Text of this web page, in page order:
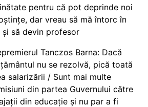
pentru că pot deprinde noi
dar vreau să mă întorc în
și să devin profesor
Tanczos Barna: Dacă
nu se rezolvă, pică toată
salarizării / Sunt mai multe
din partea Guvernului către
din educație și nu par a fi